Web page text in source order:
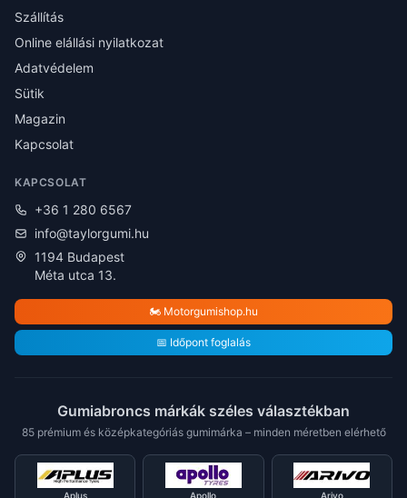
Szállítás
Online elállási nyilatkozat
Adatvédelem
Sütik
Magazin
Kapcsolat
KAPCSOLAT
+36 1 280 6567
info@taylorgumi.hu
1194 Budapest
Méta utca 13.
🏍️ Motorgumishop.hu
📅 Időpont foglalás
Gumiabroncs márkák széles választékban
85 prémium és középkategóriás gumimárka – minden méretben elérhető
Aplus Apollo Arivo